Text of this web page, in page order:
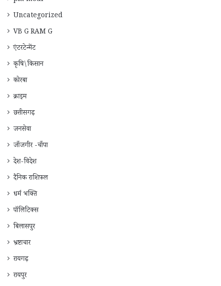
Uncategorized
VB G RAM G
एंटरटेन्मेंट
कृषि\किसान
कोरबा
क्राइम
छत्तीसगढ़
जनसेवा
जाँजगीर -चाँपा
देश-विदेश
दैनिक राशिफ़ल
धर्म भक्ति
पॉलिटिक्स
बिलासपुर
भ्रष्टाचार
रायगढ़
रायपुर